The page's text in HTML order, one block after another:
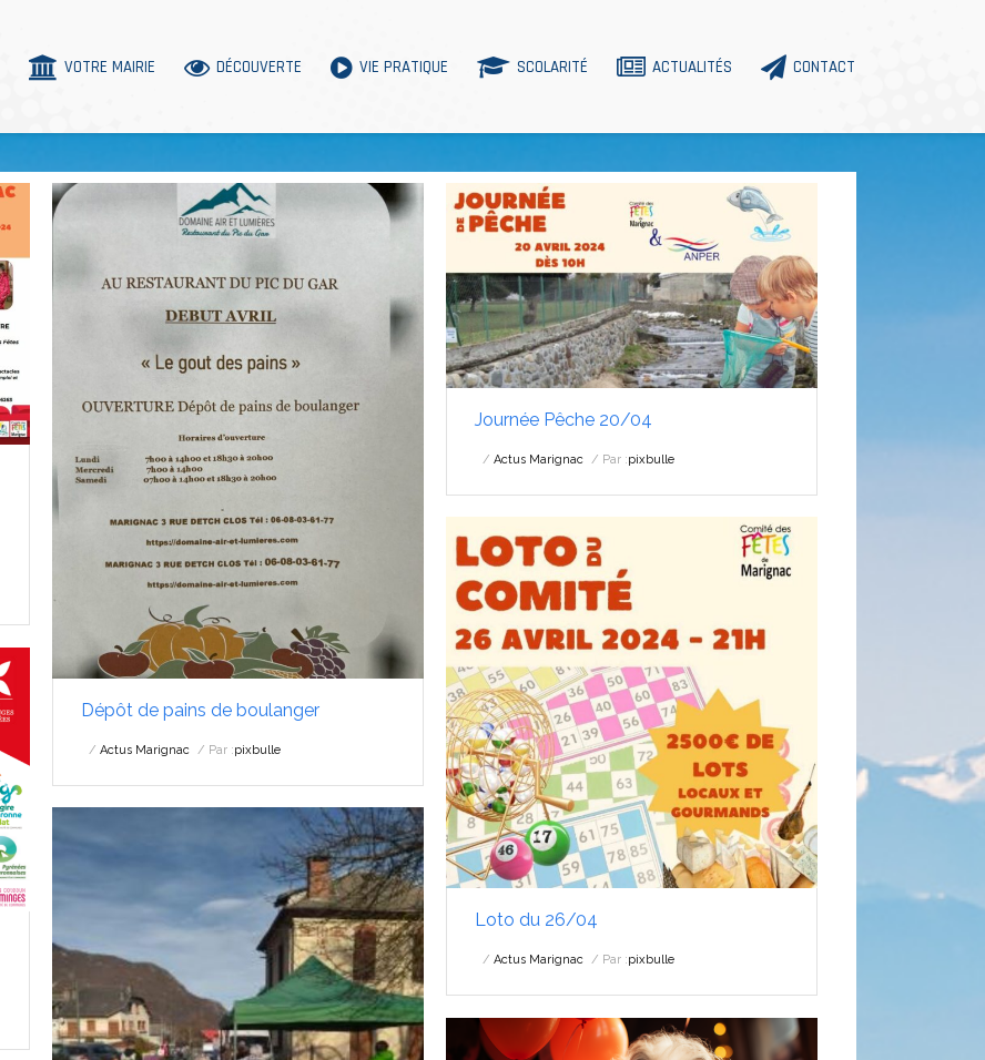
VOTRE MAIRIE DÉCOUVERTE VIE PRATIQUE SCOLARITÉ ACTUALITÉS CONTACT
Dépôt de pains de boulanger
Actus Marignac Par :pixbulle
Journée Pêche 20/04
Actus Marignac Par :pixbulle
Loto du 26/04
Actus Marignac Par :pixbulle